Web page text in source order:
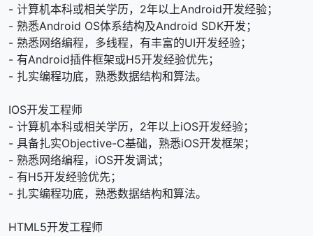
- 计算机本科或相关学历，2年以上Android开发经验；
- 熟悉Android OS体系结构及Android SDK开发；
- 熟悉网络编程，多线程，有丰富的UI开发经验；
- 有Android插件框架或H5开发经验优先；
- 扎实编程功底，熟悉数据结构和算法。
IOS开发工程师
- 计算机本科或相关学历，2年以上iOS开发经验；
- 具备扎实Objective-C基础，熟悉iOS开发框架；
- 熟悉网络编程，iOS开发调试；
- 有H5开发经验优先；
- 扎实编程功底，熟悉数据结构和算法。
HTML5开发工程师